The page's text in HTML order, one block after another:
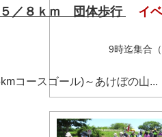
／８ｋｍ 団体歩行 イ
集合（8時45
コースゴール)～あけぼの山...